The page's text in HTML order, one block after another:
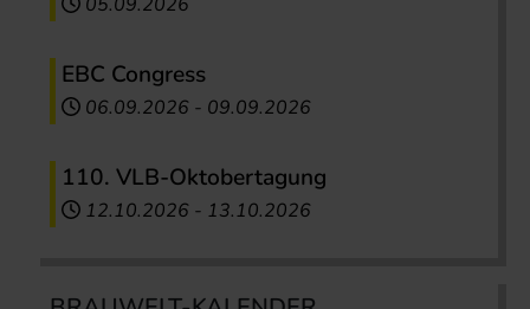
EBC Congress
06.09.2026 - 09.09.2026
110. VLB-Oktobertagung
12.10.2026 - 13.10.2026